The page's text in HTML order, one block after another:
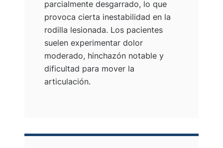
parcialmente desgarrado, lo que
provoca cierta inestabilidad en la
rodilla lesionada. Los pacientes
suelen experimentar dolor
moderado, hinchazón notable y
dificultad para mover la
articulación.